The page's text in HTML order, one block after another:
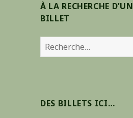
À LA RECHERCHE D’UN
BILLET
R
e
r
DES BILLETS ICI…